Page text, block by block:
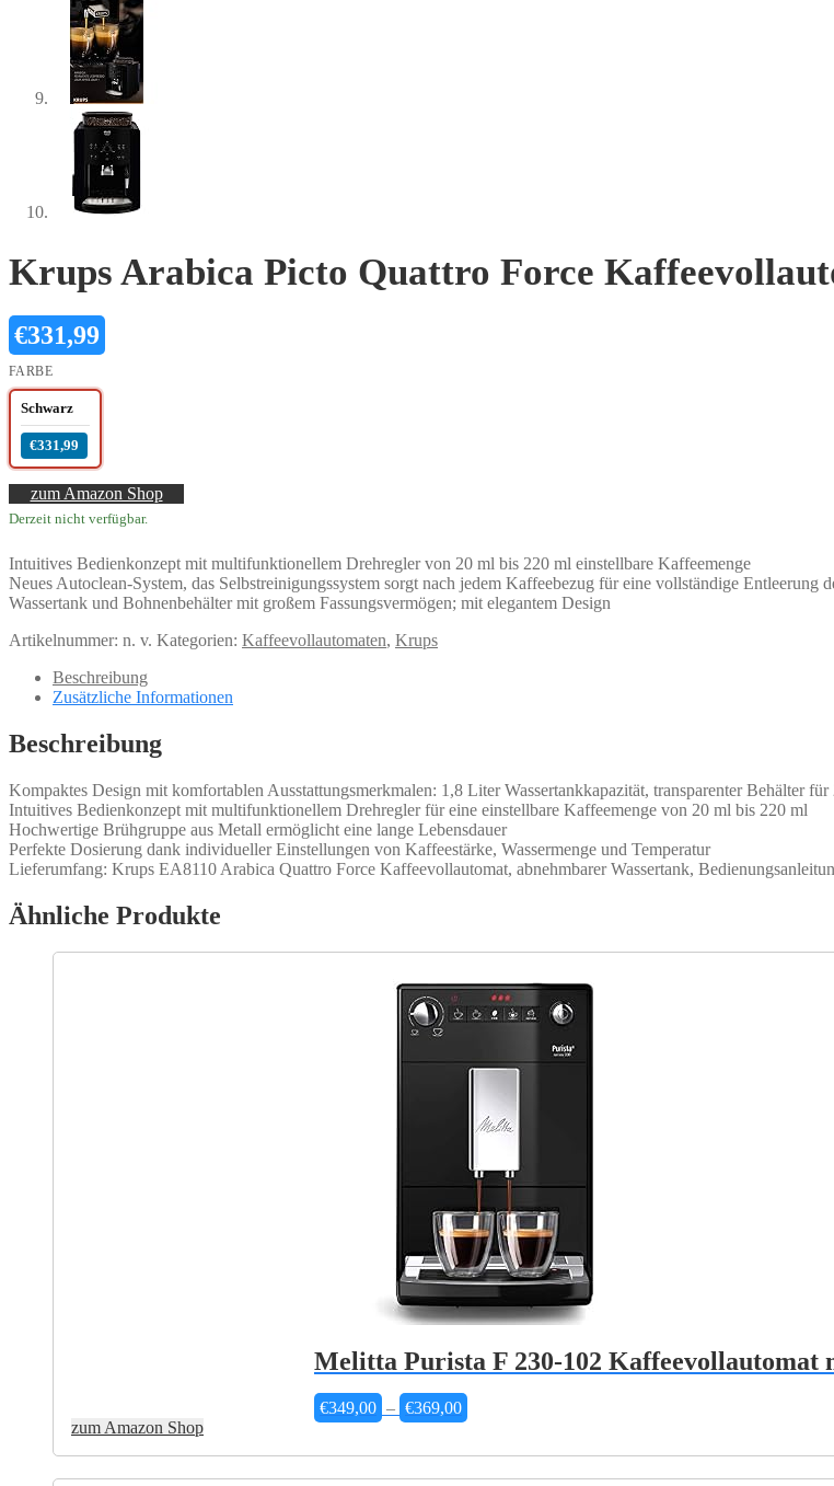
Krups Arabica Picto Quattro Force
€331,99
FARBE
Schwarz
€331,99
zum Amazon Shop
Derzeit nicht verfügbar.
Intuitives Bedienkonzept mit multifunktionellem Drehregler von 20 ml bis 220 ml einstellbare Kaffeemenge
Neues Autoclean-System, das Selbstreinigungssystem sorgt nach jedem Kaffeebezug für eine vollständige
Wassertank und Bohnenbehälter mit großem Fassungsvermögen; mit elegantem Design
Artikelnummer: n. v. Kategorien: Kaffeevollautomaten, Krups
Beschreibung
Zusätzliche Informationen
Beschreibung
Kompaktes Design mit komfortablen Ausstattungsmerkmalen: 1,8 Liter Wassertankkapazität, transparenter Behälter
Intuitives Bedienkonzept mit multifunktionellem Drehregler für eine einstellbare Kaffeemenge von 20 ml bis 220 ml
Hochwertige Brühgruppe aus Metall ermöglicht eine lange Lebensdauer
Perfekte Dosierung dank individueller Einstellungen von Kaffeestärke, Wassermenge und Temperatur
Lieferumfang: Krups EA8110 Arabica Quattro Force Kaffeevollautomat, abnehmbarer Wassertank,
Ähnliche Produkte
Melitta Purista F 230-102
€349,00 – €369,00
€349,00
zum Amazon Shop